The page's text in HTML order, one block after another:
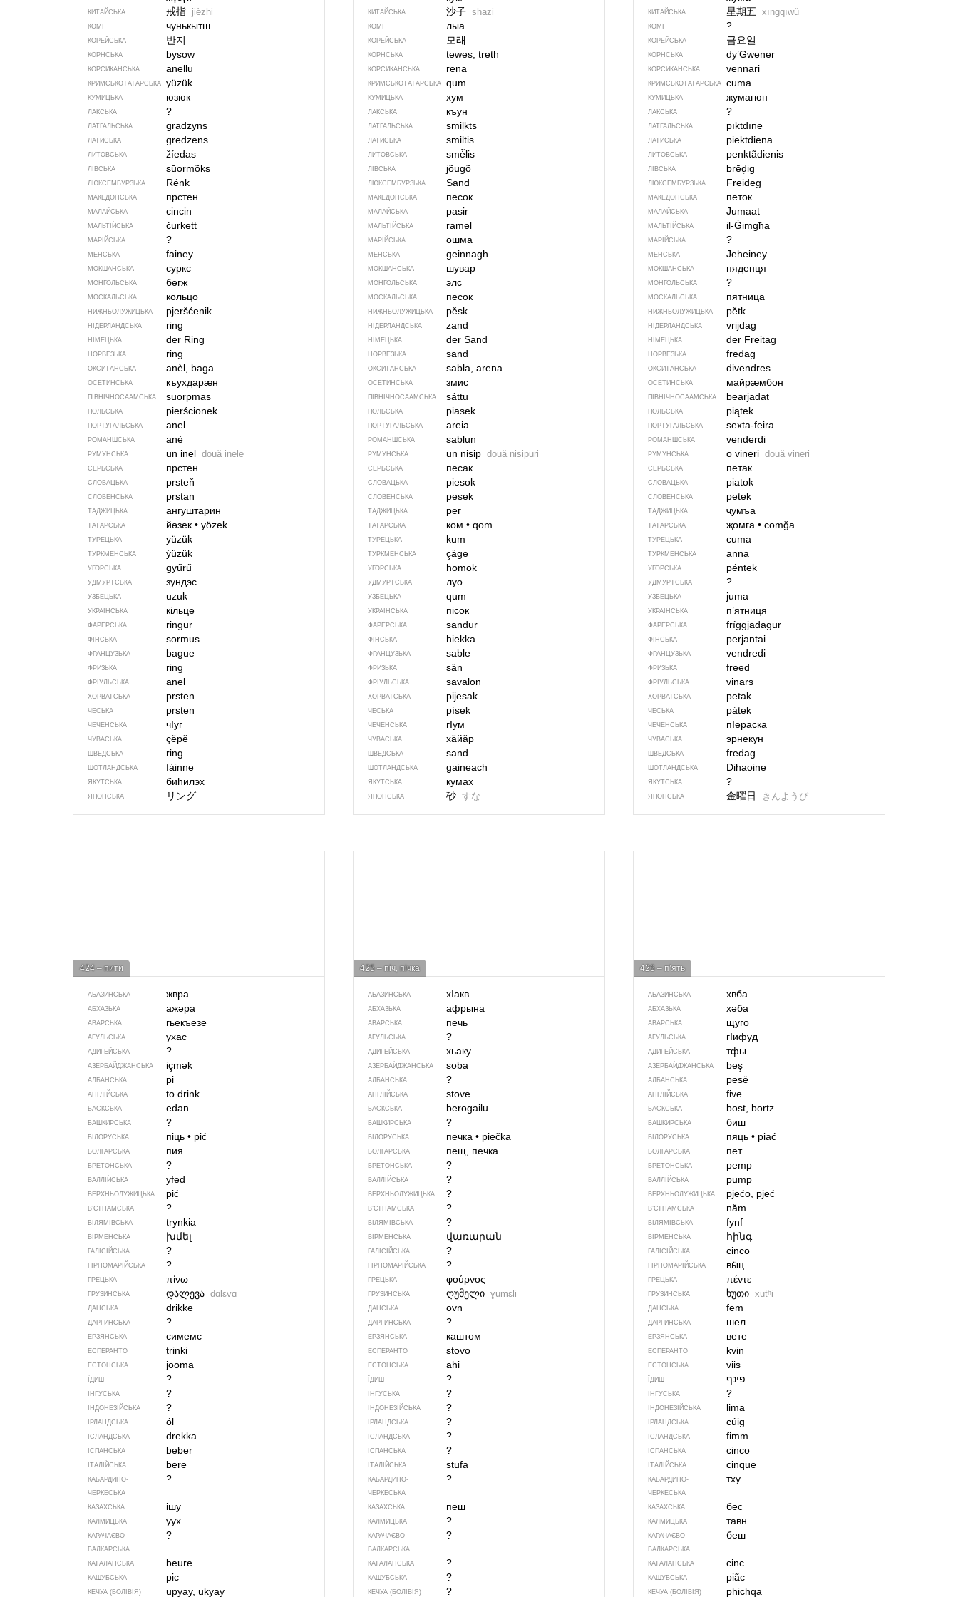
КИТАЙСЬКА 戒指 jièzhi
КОМІ чунькытш
КОРЕЙСЬКА 반지
КОРНСЬКА bysow
КОРСИКАНСЬКА anellu
КРИМСЬКОТАТАРСЬКА yüzük
КУМИЦЬКА юзюк
ЛАКСЬКА ?
ЛАТГАЛЬСЬКА gradzyns
ЛАТИСЬКА gredzens
ЛИТОВСЬКА žíedas
ЛІВСЬКА sūormõks
ЛЮКСЕМБУРЗЬКА Rénk
МАКЕДОНСЬКА прстен
МАЛАЙСЬКА cincin
МАЛЬТІЙСЬКА ċurkett
МАРІЙСЬКА ?
МЕНСЬКА fainey
МОКШАНСЬКА суркс
МОНГОЛЬСЬКА бөгж
МОСКАЛЬСЬКА кольцо
НИЖНЬОЛУЖИЦЬКА pjeršćenik
НІДЕРЛАНДСЬКА ring
НІМЕЦЬКА der Ring
НОРВЕЗЬКА ring
ОКСИТАНСЬКА anèl, baga
ОСЕТИНСЬКА къухдарӕн
ПІВНІЧНОСААМСЬКА suorpmas
ПОЛЬСЬКА pierścionek
ПОРТУГАЛЬСЬКА anel
РОМАНШСЬКА anè
РУМУНСЬКА un inel două inele
СЕРБСЬКА прстен
СЛОВАЦЬКА prsteň
СЛОВЕНСЬКА prstan
ТАДЖИЦЬКА ангуштарин
ТАТАРСЬКА йөзек •yözek
ТУРЕЦЬКА yüzük
ТУРКМЕНСЬКА ýüzük
УГОРСЬКА gyűrű
УДМУРТСЬКА зундэс
УЗБЕЦЬКА uzuk
УКРАЇНСЬКА кільце
ФАРЕРСЬКА ringur
ФІНСЬКА sormus
ФРАНЦУЗЬКА bague
ФРИЗЬКА ring
ФРІУЛЬСЬКА anel
ХОРВАТСЬКА prsten
ЧЕСЬКА prsten
ЧЕЧЕНСЬКА чIуг
ЧУВАСЬКА ҫӗрӗ
ШВЕДСЬКА ring
ШОТЛАНДСЬКА fàinne
ЯКУТСЬКА биһилэх
ЯПОНСЬКА リング
КИТАЙСЬКА 沙子 shāzi
КОМІ лыа
КОРЕЙСЬКА 모래
КОРНСЬКА tewes, treth
КОРСИКАНСЬКА rena
КРИМСЬКОТАТАРСЬКА qum
КУМИЦЬКА хум
ЛАКСЬКА къун
ЛАТГАЛЬСЬКА smiļkts
ЛАТИСЬКА smiltis
ЛИТОВСЬКА smė̃lis
ЛІВСЬКА jõugõ
ЛЮКСЕМБУРЗЬКА Sand
МАКЕДОНСЬКА песок
МАЛАЙСЬКА pasir
МАЛЬТІЙСЬКА ramel
МАРІЙСЬКА ошма
МЕНСЬКА geinnagh
МОКШАНСЬКА шувар
МОНГОЛЬСЬКА элс
МОСКАЛЬСЬКА песок
НИЖНЬОЛУЖИЦЬКА pěsk
НІДЕРЛАНДСЬКА zand
НІМЕЦЬКА der Sand
НОРВЕЗЬКА sand
ОКСИТАНСЬКА sabla, arena
ОСЕТИНСЬКА змис
ПІВНІЧНОСААМСЬКА sáttu
ПОЛЬСЬКА piasek
ПОРТУГАЛЬСЬКА areia
РОМАНШСЬКА sablun
РУМУНСЬКА un nisip două nisipuri
СЕРБСЬКА песак
СЛОВАЦЬКА piesok
СЛОВЕНСЬКА pesek
ТАДЖИЦЬКА рег
ТАТАРСЬКА ком • qom
ТУРЕЦЬКА kum
ТУРКМЕНСЬКА çäge
УГОРСЬКА homok
УДМУРТСЬКА луо
УЗБЕЦЬКА qum
УКРАЇНСЬКА пісок
ФАРЕРСЬКА sandur
ФІНСЬКА hiekka
ФРАНЦУЗЬКА sable
ФРИЗЬКА sân
ФРІУЛЬСЬКА savalon
ХОРВАТСЬКА pijesak
ЧЕСЬКА písek
ЧЕЧЕНСЬКА гIум
ЧУВАСЬКА хӑйӑр
ШВЕДСЬКА sand
ШОТЛАНДСЬКА gaineach
ЯКУТСЬКА кумах
ЯПОНСЬКА 砂 すな
КИТАЙСЬКА 星期五 xīngqīwǔ
КОМІ ?
КОРЕЙСЬКА 금요일
КОРНСЬКА dy’Gwener
КОРСИКАНСЬКА vennari
КРИМСЬКОТАТАРСЬКА cuma
КУМИЦЬКА жумагюн
ЛАКСЬКА ?
ЛАТГАЛЬСЬКА pīktdīne
ЛАТИСЬКА piektdiena
ЛИТОВСЬКА penktãdienis
ЛІВСЬКА brēḑig
ЛЮКСЕМБУРЗЬКА Freideg
МАКЕДОНСЬКА петок
МАЛАЙСЬКА Jumaat
МАЛЬТІЙСЬКА il-Ġimgħa
МАРІЙСЬКА ?
МЕНСЬКА Jeheiney
МОКШАНСЬКА пяденця
МОНГОЛЬСЬКА ?
МОСКАЛЬСЬКА пятница
НИЖНЬОЛУЖИЦЬКА pětk
НІДЕРЛАНДСЬКА vrijdag
НІМЕЦЬКА der Freitag
НОРВЕЗЬКА fredag
ОКСИТАНСЬКА divendres
ОСЕТИНСЬКА майрӕмбон
ПІВНІЧНОСААМСЬКА bearjadat
ПОЛЬСЬКА piątek
ПОРТУГАЛЬСЬКА sexta-feira
РОМАНШСЬКА venderdi
РУМУНСЬКА o vineri două vineri
СЕРБСЬКА петак
СЛОВАЦЬКА piatok
СЛОВЕНСЬКА petek
ТАДЖИЦЬКА ҷумъа
ТАТАРСЬКА җомга• comğa
ТУРЕЦЬКА cuma
ТУРКМЕНСЬКА anna
УГОРСЬКА péntek
УДМУРТСЬКА ?
УЗБЕЦЬКА juma
УКРАЇНСЬКА п’ятниця
ФАРЕРСЬКА fríggjadagur
ФІНСЬКА perjantai
ФРАНЦУЗЬКА vendredi
ФРИЗЬКА freed
ФРІУЛЬСЬКА vinars
ХОРВАТСЬКА petak
ЧЕСЬКА pátek
ЧЕЧЕНСЬКА пIераска
ЧУВАСЬКА эрнекун
ШВЕДСЬКА fredag
ШОТЛАНДСЬКА Dihaoine
ЯКУТСЬКА ?
ЯПОНСЬКА 金曜日 きんようび
424 – пити
АБАЗИНСЬКА жвра
АБХАЗЬКА ажәра
АВАРСЬКА гьекъезе
АГУЛЬСЬКА ухас
АДИГЕЙСЬКА ?
АЗЕРБАЙДЖАНСЬКА içmək
АЛБАНСЬКА pi
АНГЛІЙСЬКА to drink
БАСКСЬКА edan
БАШКИРСЬКА ?
БІЛОРУСЬКА піць •pić
БОЛГАРСЬКА пия
БРЕТОНСЬКА ?
ВАЛЛІЙСЬКА yfed
ВЕРХНЬОЛУЖИЦЬКА pić
В’ЄТНАМСЬКА ?
ВІЛЯМІВСЬКА trynkia
ВІРМЕНСЬКА խմել
ГАЛІСІЙСЬКА ?
ГІРНОМАРІЙСЬКА ?
ГРЕЦЬКА πίνω
ГРУЗИНСЬКА დალევა dɑlɛvɑ
ДАНСЬКА drikke
ДАРГИНСЬКА ?
ЕРЗЯНСЬКА симемс
ЕСПЕРАНТО trinki
ЕСТОНСЬКА jooma
ЇДИШ ?
ІНГУСЬКА ?
ІНДОНЕЗІЙСЬКА ?
ІРЛАНДСЬКА ól
ІСЛАНДСЬКА drekka
ІСПАНСЬКА beber
ІТАЛІЙСЬКА bere
КАБАРДИНО-
ЧЕРКЕСЬКА
?
КАЗАХСЬКА ішу
КАЛМИЦЬКА уух
КАРАЧАЄВО-
БАЛКАРСЬКА
?
КАТАЛАНСЬКА beure
КАШУБСЬКА pic
КЕЧУА (БОЛІВІЯ) upyay, ukyay
425 – піч, пічка
АБАЗИНСЬКА хIакв
АБХАЗЬКА афрына
АВАРСЬКА печь
АГУЛЬСЬКА ?
АДИГЕЙСЬКА хьаку
АЗЕРБАЙДЖАНСЬКА soba
АЛБАНСЬКА ?
АНГЛІЙСЬКА stove
БАСКСЬКА berogailu
БАШКИРСЬКА ?
БІЛОРУСЬКА печка • piečka
БОЛГАРСЬКА пещ, печка
БРЕТОНСЬКА ?
ВАЛЛІЙСЬКА ?
ВЕРХНЬОЛУЖИЦЬКА ?
В’ЄТНАМСЬКА ?
ВІЛЯМІВСЬКА ?
ВІРМЕНСЬКА վառարան
ГАЛІСІЙСЬКА ?
ГІРНОМАРІЙСЬКА ?
ГРЕЦЬКА φούρνος
ГРУЗИНСЬКА ღუმელი ɣumɛli
ДАНСЬКА ovn
ДАРГИНСЬКА ?
ЕРЗЯНСЬКА каштом
ЕСПЕРАНТО stovo
ЕСТОНСЬКА ahi
ЇДИШ ?
ІНГУСЬКА ?
ІНДОНЕЗІЙСЬКА ?
ІРЛАНДСЬКА ?
ІСЛАНДСЬКА ?
ІСПАНСЬКА ?
ІТАЛІЙСЬКА stufa
КАБАРДИНО-
ЧЕРКЕСЬКА
?
КАЗАХСЬКА пеш
КАЛМИЦЬКА ?
КАРАЧАЄВО-
БАЛКАРСЬКА
?
КАТАЛАНСЬКА ?
КАШУБСЬКА ?
КЕЧУА (БОЛІВІЯ) ?
426 – п’ять
АБАЗИНСЬКА хвба
АБХАЗЬКА хәба
АВАРСЬКА щуго
АГУЛЬСЬКА гIифуд
АДИГЕЙСЬКА тфы
АЗЕРБАЙДЖАНСЬКА beş
АЛБАНСЬКА pesë
АНГЛІЙСЬКА five
БАСКСЬКА bost, bortz
БАШКИРСЬКА биш
БІЛОРУСЬКА пяць• piać
БОЛГАРСЬКА пет
БРЕТОНСЬКА pemp
ВАЛЛІЙСЬКА pump
ВЕРХНЬОЛУЖИЦЬКА pjećo, pjeć
В’ЄТНАМСЬКА năm
ВІЛЯМІВСЬКА fynf
ВІРМЕНСЬКА հինգ
ГАЛІСІЙСЬКА cinco
ГІРНОМАРІЙСЬКА вӹц
ГРЕЦЬКА πέντε
ГРУЗИНСЬКА ხუთი xutʰi
ДАНСЬКА fem
ДАРГИНСЬКА шел
ЕРЗЯНСЬКА вете
ЕСПЕРАНТО kvin
ЕСТОНСЬКА viis
ЇДИШ פֿינף
ІНГУСЬКА ?
ІНДОНЕЗІЙСЬКА lima
ІРЛАНДСЬКА cúig
ІСЛАНДСЬКА fimm
ІСПАНСЬКА cinco
ІТАЛІЙСЬКА cinque
КАБАРДИНО-
ЧЕРКЕСЬКА
тху
КАЗАХСЬКА бес
КАЛМИЦЬКА тавн
КАРАЧАЄВО-
БАЛКАРСЬКА
беш
КАТАЛАНСЬКА cinc
КАШУБСЬКА piãc
КЕЧУА (БОЛІВІЯ) phichqa